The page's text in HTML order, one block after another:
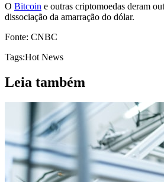
O Bitcoin e outras criptomoedas deram
dissociação da amarração do dólar.
Fonte: CNBC
Tags:Hot News
Leia também